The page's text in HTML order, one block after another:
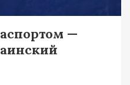
—